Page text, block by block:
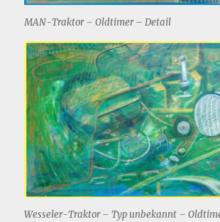
MAN-Traktor – Oldtimer – Detail
Wesseler-Traktor – Typ unbekannt –